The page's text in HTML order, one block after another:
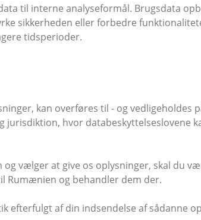
til interne analyseformål. Brugsdata
sikkerheden eller forbedre
tidsperioder.
kan overføres til - og vedligeholdes
jurisdiktion, hvor databeskyttelseslovene
vælger at give os oplysninger, skal du
Rumænien og behandler dem der.
efterfulgt af din indsendelse af sådanne